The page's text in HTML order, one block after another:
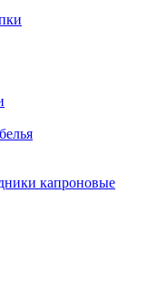
капроновые